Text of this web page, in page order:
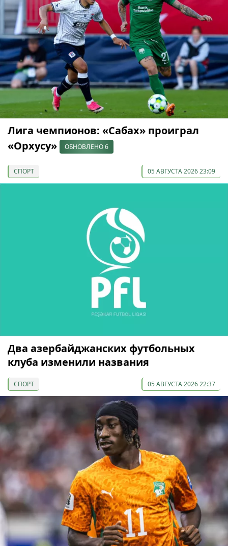
Лига чемпионов: «Сабах» проиграл
«Орхусу»
ОБНОВЛЕНО 6
СПОРТ 05 АВГУСТА 2026 23:09
Два азербайджанских футбольных
клуба изменили названия
СПОРТ 05 АВГУСТА 2026 22:37